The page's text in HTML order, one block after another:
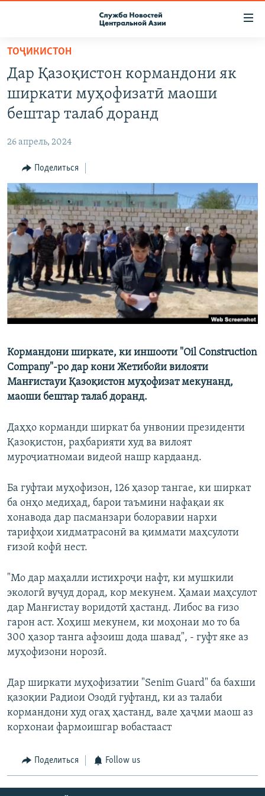
Вернуться
основному
содержанию
Вернутся
главной
навигации
Вернутся
поиску
ПОДПИСКА
КОНТАКТЫ
НАСТОЯЩЕЕ ВРЕМЯ
МИГРАНТ МЕДИА
ТОҶИКИСТОН
Дар Қазоқистон кормандони як
ширкати муҳофизатӣ маоши
бештар талаб доранд
26 апрель, 2024
Поделиться
Кормандони ширкате, ки иншооти "Oil Construction
Company"-ро дар кони Жетибойи вилояти
Манғистауи Қазоқистон муҳофизат мекунанд,
маоши бештар талаб доранд.
Даҳҳо корманди ширкат ба унвонии президенти
Қазоқистон, раҳбарияти худ ва вилоят
муроҷиатномаи видеоӣ нашр кардаанд.
Ба гуфтаи муҳофизон, 126 ҳазор тангае, ки ширкат
ба онҳо медиҳад, барои таъмини нафақаи як
хонавода дар пасманзари болоравии нархи
тарифҳои хидматрасонӣ ва қиммати маҳсулоти
ғизоӣ кофӣ нест.
"Мо дар маҳалли истихроҷи нафт, ки мушкили
экологӣ вуҷуд дорад, кор мекунем. Ҳамаи маҳсулот
дар Манғистау воридотӣ ҳастанд. Либос ва ғизо
гарон аст. Хоҳиш мекунем, ки моҳонаи мо то ба
300 ҳазор танга афзоиш дода шавад", - гуфт яке аз
муҳофизони норозӣ.
Дар ширкати муҳофизатии "Senim Guard" ба бахши
қазоқии Радиои Озодӣ гуфтанд, ки аз талаби
кормандони худ огаҳ ҳастанд, вале ҳаҷми маош аз
корхонаи фармоишгар вобастааст
Поделиться Follow us